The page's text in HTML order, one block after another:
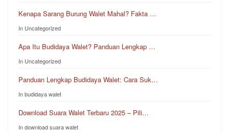
Kenapa Sarang Burung Walet Mahal? Fakta …
In Uncategorized
Apa Itu Budidaya Walet? Panduan Lengkap …
In Uncategorized
Panduan Lengkap Budidaya Walet: Cara Suk…
In budidaya walet
Download Suara Walet Terbaru 2025 – Pili…
In download suara walet